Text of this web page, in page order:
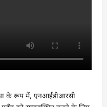
के रूप में, एनआईडीआरसी